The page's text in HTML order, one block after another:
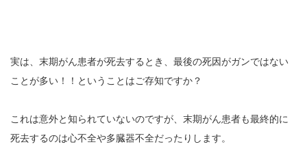
実は、末期がん患者が死去するとき、最後の死因がガンではない
ことが多い！！ということはご存知ですか？
これは意外と知られていないのですが、末期がん患者も最終的に
死去するのは心不全や多臓器不全だったりします。